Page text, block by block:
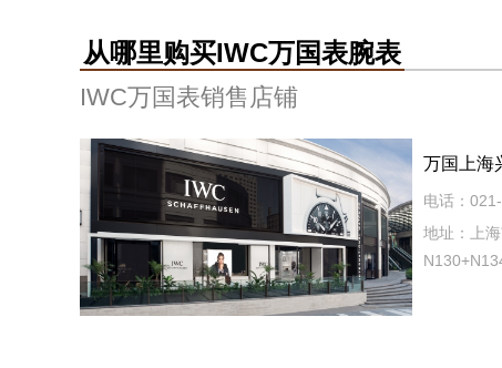
从哪里购买IWC万国表腕表
IWC万国表销售店铺
万国上海
电话：
地址：上